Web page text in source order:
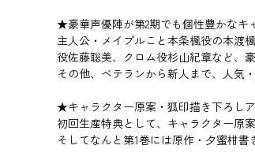
★豪華声優陣が第2期でも個性豊かなキ
主人公・メイプルこと本条楓役の本渡
役佐藤聡美、クロム役杉山紀章など、
その他、ベテランから新人まで、人気
★キャラクター原案・狐印描き下ろし
初回生産特典として、キャラクター原
そしてなんと第1巻には原作・夕蜜柑